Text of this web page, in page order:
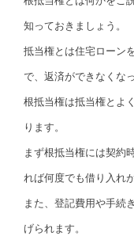
知っておきましょう。
抵当権とは住宅ローン
で、返済ができなくな
根抵当権は抵当権とよ
ります。
まず根抵当権には契約
れば何度でも借り入れ
また、登記費用や手続
げられます。